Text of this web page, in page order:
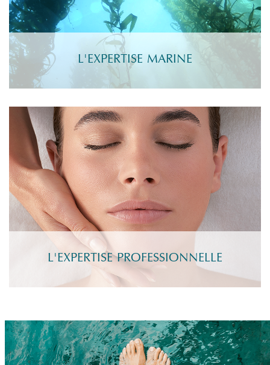
L'EXPERTISE MARINE
L'EXPERTISE PROFESSIONNELLE